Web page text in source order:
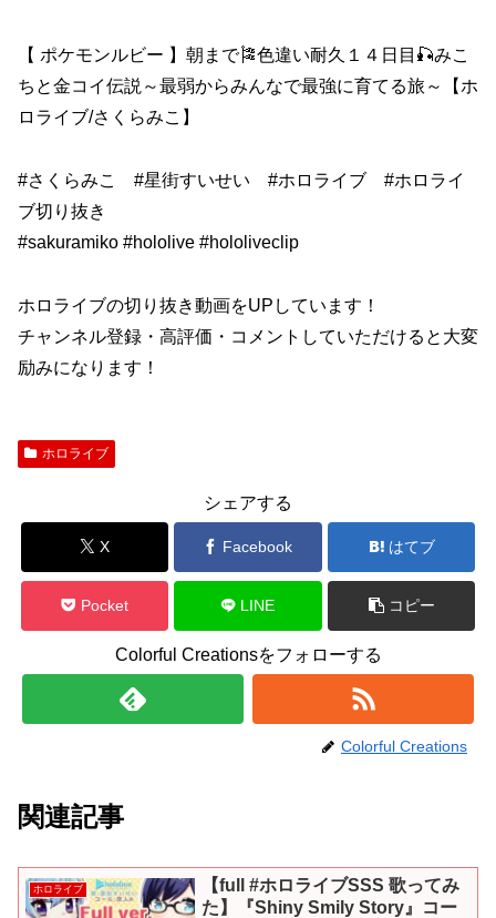
【 ポケモンルビー 】朝まで🎏色違い耐久１４日目🎣みこ
ちと金コイ伝説～最弱からみんなで最強に育てる旅～【ホ
ロライブ/さくらみこ】
#さくらみこ #星街すいせい #ホロライブ #ホロライ
ブ切り抜き
#sakuramiko #hololive #hololiveclip
ホロライブの切り抜き動画をUPしています！
チャンネル登録・高評価・コメントしていただけると大変
励みになります！
ホロライブ
シェアする
X Facebook はてブ
Pocket LINE コピー
Colorful Creationsをフォローする
Colorful Creations
関連記事
ホロライブ
【full #ホロライブSSS 歌ってみ
た】『Shiny Smily Story』コー